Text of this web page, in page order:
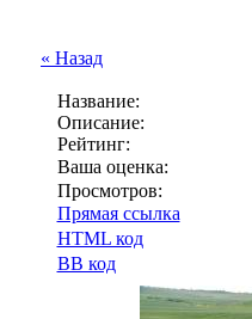
« Назад
Название:
Описание:
Рейтинг:
Ваша оценка:
Просмотров:
Прямая ссылка
HTML код
BB код